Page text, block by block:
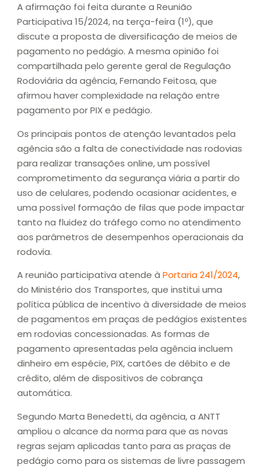
A afirmação foi feita durante a Reunião
Participativa 15/2024, na terça-feira (1º), que
discute a proposta de diversificação de meios de
pagamento no pedágio. A mesma opinião foi
compartilhada pelo gerente geral de Regulação
Rodoviária da agência, Fernando Feitosa, que
afirmou haver complexidade na relação entre
pagamento por PIX e pedágio.
Os principais pontos de atenção levantados pela
agência são a falta de conectividade nas rodovias
para realizar transações online, um possível
comprometimento da segurança viária a partir do
uso de celulares, podendo ocasionar acidentes, e
uma possível formação de filas que pode impactar
tanto na fluidez do tráfego como no atendimento
aos parâmetros de desempenhos operacionais da
rodovia.
A reunião participativa atende à Portaria 241/2024,
do Ministério dos Transportes, que institui uma
política pública de incentivo à diversidade de meios
de pagamentos em praças de pedágios existentes
em rodovias concessionadas. As formas de
pagamento apresentadas pela agência incluem
dinheiro em espécie, PIX, cartões de débito e de
crédito, além de dispositivos de cobrança
automática.
Segundo Marta Benedetti, da agência, a ANTT
ampliou o alcance da norma para que as novas
regras sejam aplicadas tanto para as praças de
pedágio como para os sistemas de livre passagem